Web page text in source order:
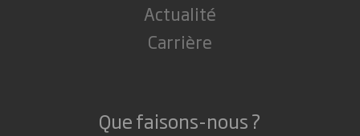
Actualité
Carrière
Que faisons-nous ?